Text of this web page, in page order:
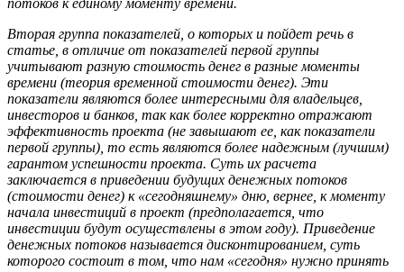
потоков к единому моменту времени.
Вторая группа показателей, о которых и пойдет речь в
статье, в отличие от показателей первой группы
учитывают разную стоимость денег в разные моменты
времени (теория временной стоимости денег). Эти
показатели являются более интересными для владельцев,
инвесторов и банков, так как более корректно отражают
эффективность проекта (не завышают ее, как показатели
первой группы), то есть являются более надежным (лучшим)
гарантом успешности проекта. Суть их расчета
заключается в приведении будущих денежных потоков
(стоимости денег) к «сегодняшнему» дню, вернее, к моменту
начала инвестиций в проект (предполагается, что
инвестиции будут осуществлены в этом году). Приведение
денежных потоков называется дисконтированием, суть
которого состоит в том, что нам «сегодня» нужно принять